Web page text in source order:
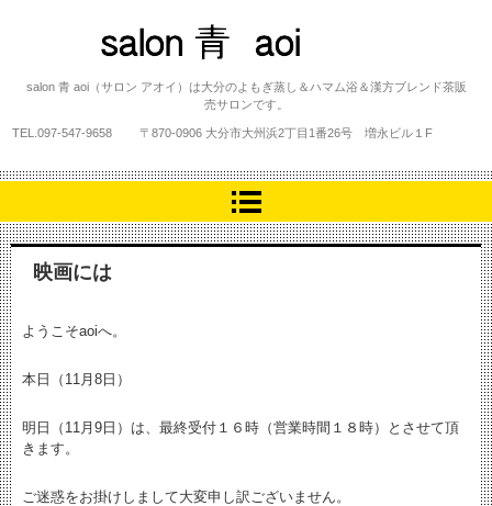
salon 青 aoi
salon 青 aoi（サロン アオイ）は大分のよもぎ蒸し＆ハマム浴＆漢方ブレンド茶販
売サロンです。
TEL. 097-547-9658 〒870-0906 大分市大州浜2丁目1番26号 増永ビル１F
映画には
ようこそaoiへ。
本日（11月8日）
明日（11月9日）は、最終受付１６時（営業時間１８時）とさせて頂
きます。
ご迷惑をお掛けしまして大変申し訳ございません。